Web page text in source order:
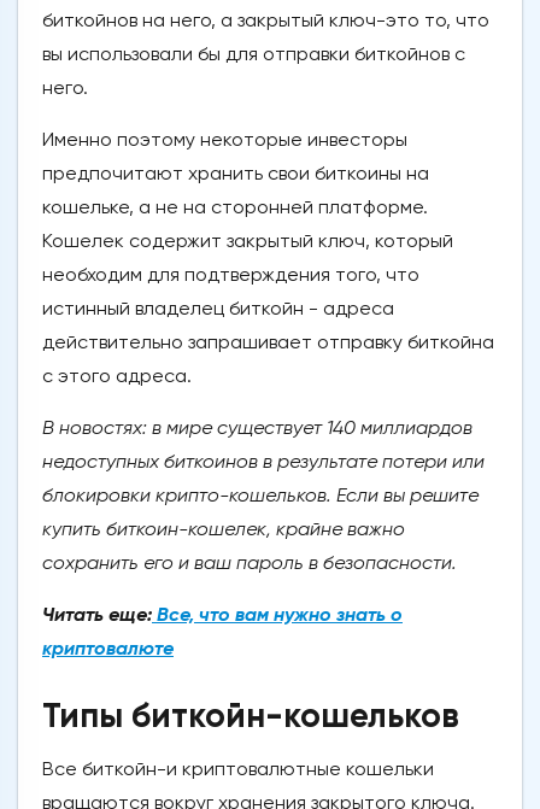
биткойнов на него, а закрытый ключ-это то, что
вы использовали бы для отправки биткойнов с
него.
Именно поэтому некоторые инвесторы
предпочитают хранить свои биткоины на
кошельке, а не на сторонней платформе.
Кошелек содержит закрытый ключ, который
необходим для подтверждения того, что
истинный владелец биткойн - адреса
действительно запрашивает отправку биткойна
с этого адреса.
В новостях: в мире существует 140 миллиардов
недоступных биткоинов в результате потери или
блокировки крипто-кошельков. Если вы решите
купить биткоин-кошелек, крайне важно
сохранить его и ваш пароль в безопасности.
Читать еще: Все, что вам нужно знать о
криптовалюте
Типы биткойн-кошельков
Все биткойн-и криптовалютные кошельки
вращаются вокруг хранения закрытого ключа.